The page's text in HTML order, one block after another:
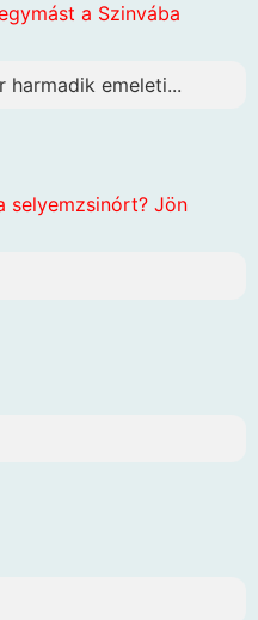
a Szinvába
harmadik emeleti...
selyemzsinórt? Jön